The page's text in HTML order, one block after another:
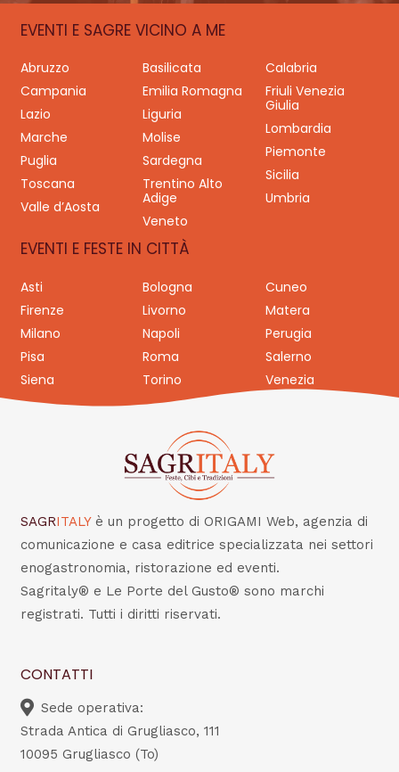
EVENTI E SAGRE VICINO A ME
Abruzzo Basilicata
Calabria
Campania
Emilia Romagna
Friuli Venezia
Giulia
Lazio
Liguria
Lombardia
Marche
Molise
Piemonte
Puglia
Sardegna
Sicilia
Toscana
Trentino Alto
Adige
Umbria
Valle d’Aosta
Veneto
EVENTI E FESTE IN CITTÀ
Asti Bologna
Cuneo
Firenze
Livorno
Matera
Milano
Napoli
Perugia
Pisa
Roma
Salerno
Siena
Torino Venezia
SAGRITALY è un progetto di ORIGAMI Web, agenzia di
comunicazione e casa editrice specializzata nei settori
enogastronomia, ristorazione ed eventi.
Sagritaly® e Le Porte del Gusto® sono marchi
registrati. Tutti i diritti riservati.
CONTATTI
Sede operativa:
Strada Antica di Grugliasco, 111
10095 Grugliasco (To)